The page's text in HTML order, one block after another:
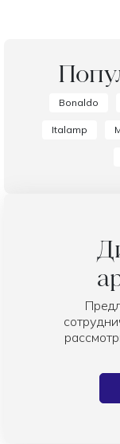
Bonaldo
Italamp